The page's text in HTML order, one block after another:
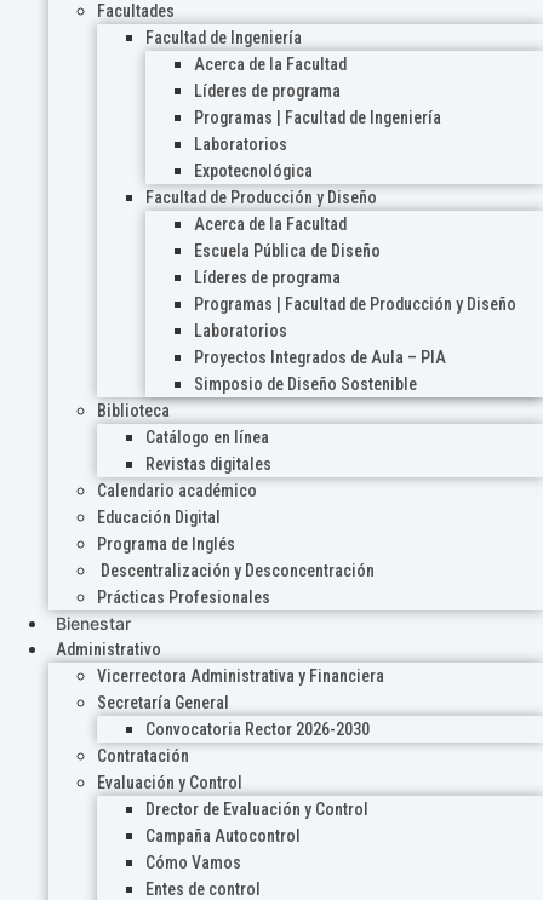
Facultades
Facultad de Ingeniería
Acerca de la Facultad
Líderes de programa
Programas | Facultad de Ingeniería
Laboratorios
Expotecnológica
Facultad de Producción y Diseño
Acerca de la Facultad
Escuela Pública de Diseño
Líderes de programa
Programas | Facultad de Producción y Diseño
Laboratorios
Proyectos Integrados de Aula – PIA
Simposio de Diseño Sostenible
Biblioteca
Catálogo en línea
Revistas digitales
Calendario académico
Educación Digital
Programa de Inglés
Descentralización y Desconcentración
Prácticas Profesionales
Bienestar
Administrativo
Vicerrectora Administrativa y Financiera
Secretaría General
Convocatoria Rector 2026-2030
Contratación
Evaluación y Control
Drector de Evaluación y Control
Campaña Autocontrol
Cómo Vamos
Entes de control